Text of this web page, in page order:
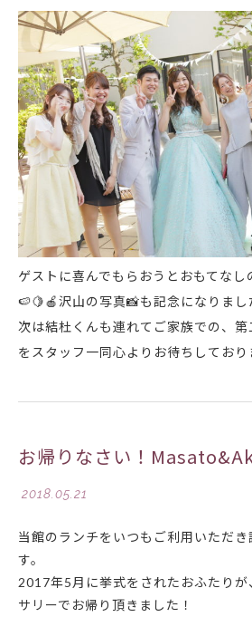
ゲストに喜んでもらおうとおもてなし
🍉🍋🍎沢山の写真📸も記念になりまし
次は結杜くんも連れてご家族での、第
をスタッフ一同心よりお待ちしており
お帰りなさい！
2018.05.21
当館のランチをいつもご利用いただ
す。
2017年5月に挙式をされたおふたりが
サリーでお帰り頂きました！